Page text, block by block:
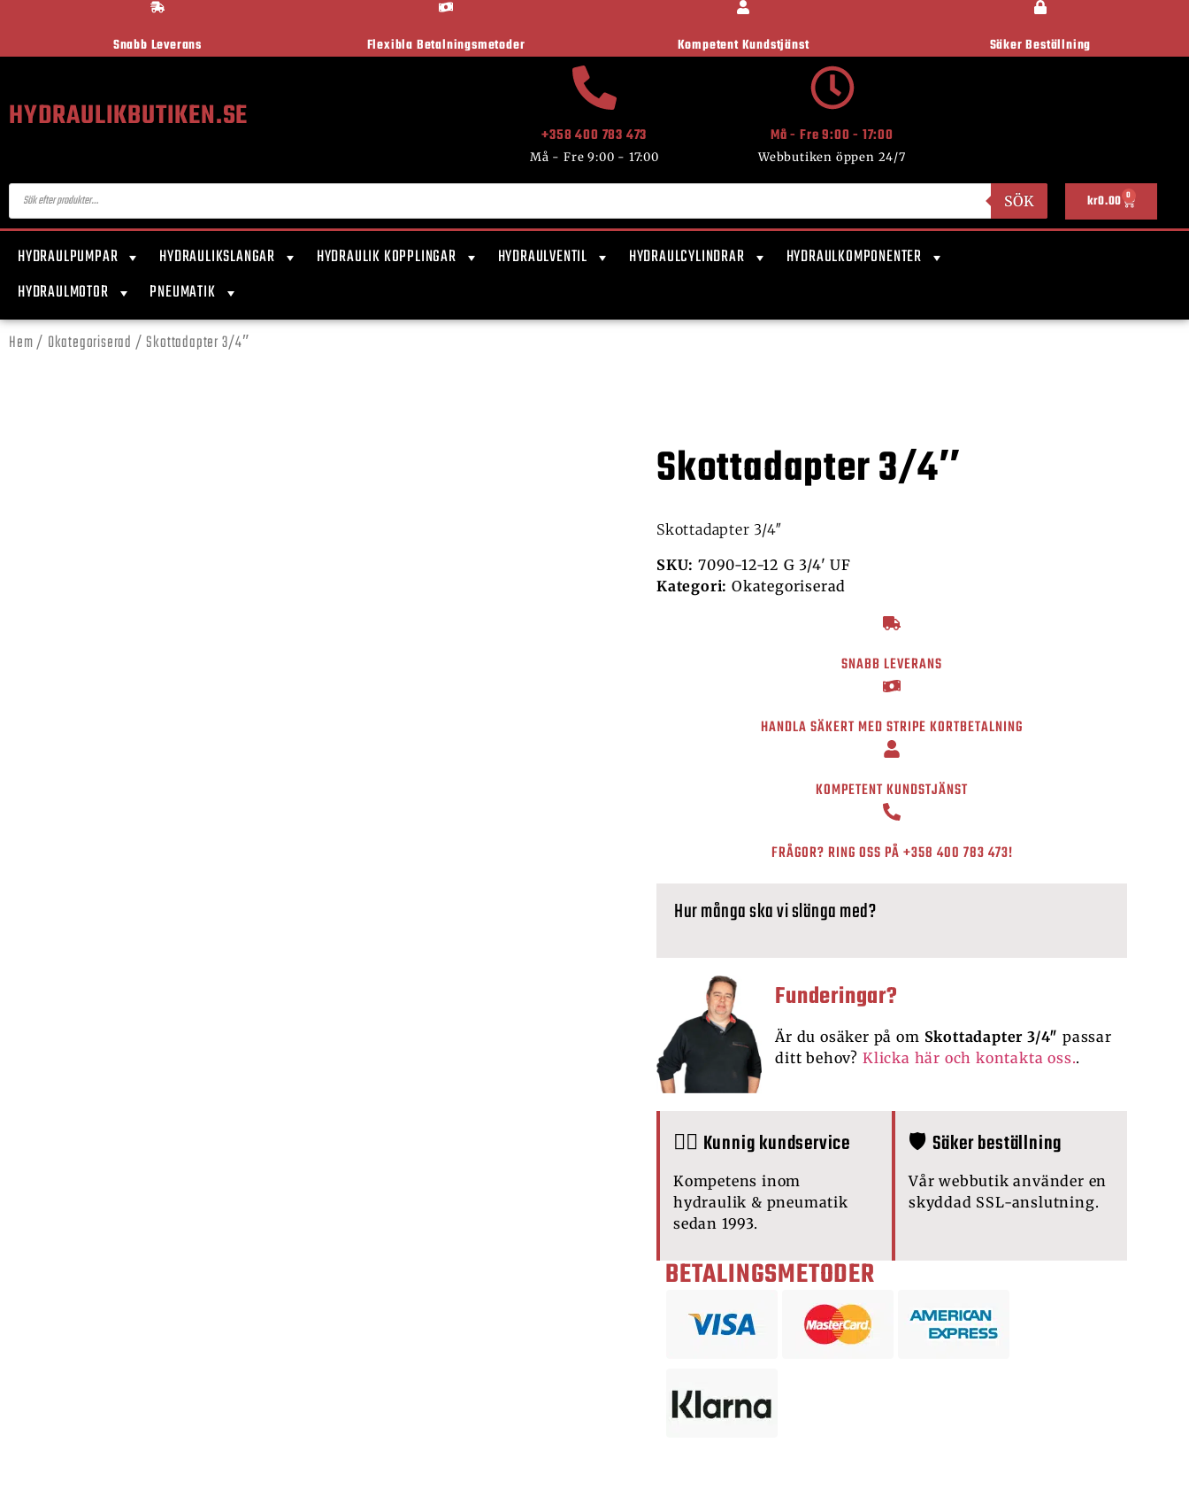
Snabb Leverans Flexibla Betalningsmetoder Kompetent Kundstjänst Säker Beställning
HYDRAULIKBUTIKEN.SE +358 400 783 473
Må - Fre 9:00 - 17:00
Må - Fre 9:00 - 17:00
Webbutiken öppen 24/7
SÖK kr0.00 0
HYDRAULPUMPAR HYDRAULIKSLANGAR HYDRAULIK KOPPLINGAR HYDRAULVENTIL HYDRAULCYLINDRAR
HYDRAULKOMPONENTER
HYDRAULMOTOR
PNEUMATIK
Hem/ Okategoriserad / Skottadapter 3/4″
Skottadapter 3/4″
Skottadapter 3/4″
SKU: 7090-12-12 G 3/4' UF
Kategori: Okategoriserad
SNABB LEVERANS
HANDLA SÄKERT MED STRIPE KORTBETALNING
KOMPETENT KUNDSTJÄNST
FRÅGOR? RING OSS PÅ+358 400 783 473!
Hur många ska vi slänga med?
Funderingar?
Är du osäker på om Skottadapter 3/4″ passar
ditt behov? Klicka här och kontakta oss..
🙋‍♂️ Kunnig kundservice
Kompetens inom
hydraulik & pneumatik
sedan 1993.
🛡️ Säker beställning
Vår webbutik använder en
skyddad SSL-anslutning.
BETALINGSMETODER